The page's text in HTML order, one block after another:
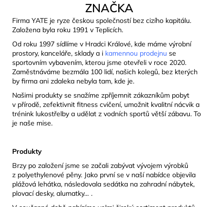
ZNAČKA
Firma YATE je ryze českou společností bez cizího kapitálu.
Založena byla roku 1991 v Teplicích.
Od roku 1997 sídlíme v Hradci Králové, kde máme výrobní
prostory, kanceláře, sklady a i kamennou prodejnu se
sportovním vybavením, kterou jsme otevřeli v roce 2020.
Zaměstnáváme bezmála 100 lidí, našich kolegů, bez kterých
by firma ani zdaleka nebyla tam, kde je.
Našimi produkty se snažíme zpříjemnit zákazníkům pobyt
v přírodě, zefektivnit fitness cvičení, umožnit kvalitní nácvik a
trénink lukostřelby a udělat z vodních sportů větší zábavu. To
je naše mise.
Produkty
Brzy po založení jsme se začali zabývat vývojem výrobků
z polyethylenové pěny. Jako první se v naší nabídce objevila
plážová lehátka, následovala sedátka na zahradní nábytek,
plovací desky, alumatky… .